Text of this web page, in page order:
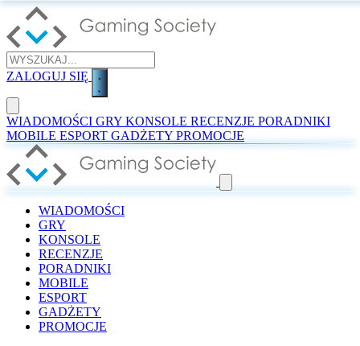
ZALOGUJ SIĘ
WIADOMOŚCI GRY KONSOLE RECENZJE PORADNIKI
MOBILE ESPORT GADŻETY PROMOCJE
WIADOMOŚCI
GRY
KONSOLE
RECENZJE
PORADNIKI
MOBILE
ESPORT
GADŻETY
PROMOCJE